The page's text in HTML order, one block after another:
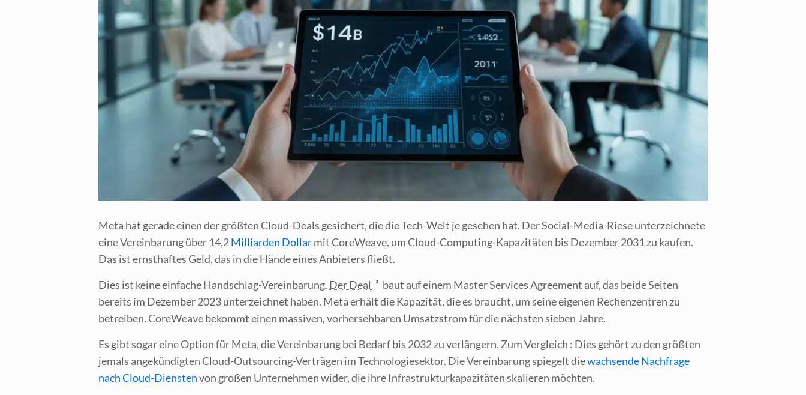
Meta hat gera­de einen der größ­ten Cloud-Deals gesi­chert, die die Tech-Welt je gese­hen hat. Der Social-Media-Rie­se unter­zeich­ne­te
eine Ver­ein­ba­rung über 14,2Mil­li­ar­den Dol­larmit Core­Wea­ve, um Cloud-Com­pu­ting-Kapa­zi­tä­ten bis Dezem­ber 2031 zu kau­fen.
Das ist ernst­haf­tes Geld, das in die Hän­de eines Anbie­ters fließt.
Dies ist kei­ne ein­fa­che Hand­schlag-Ver­ein­ba­rung. Der Deal
baut auf einem Mas­ter Ser­vices Agree­ment auf, das bei­de Sei­ten
bereits im Dezem­ber 2023 unter­zeich­net haben. Meta erhält die Kapa­zi­tät, die es braucht, um sei­ne eige­nen Rechen­zen­tren zu
betrei­ben. Core­Wea­ve bekommt einen mas­si­ven, vor­her­seh­ba­ren Umsatz­strom für die nächs­ten sie­ben Jahre.
Es gibt sogar eine Opti­on für Meta, die Ver­ein­ba­rung bei Bedarf bis 2032 zu ver­län­gern. Zum Ver­gleich : Dies gehört zu den größ­ten
jemals ange­kün­dig­ten Cloud-Out­sour­cing-Ver­trä­gen im Tech­no­lo­gie­sek­tor. Die Ver­ein­ba­rung spie­gelt diewach­sen­de Nach­fra­ge
nach Cloud-Diens­tenvon gro­ßen Unter­neh­men wider, die ihre Infra­struk­tur­ka­pa­zi­tä­ten ska­lie­ren möchten.